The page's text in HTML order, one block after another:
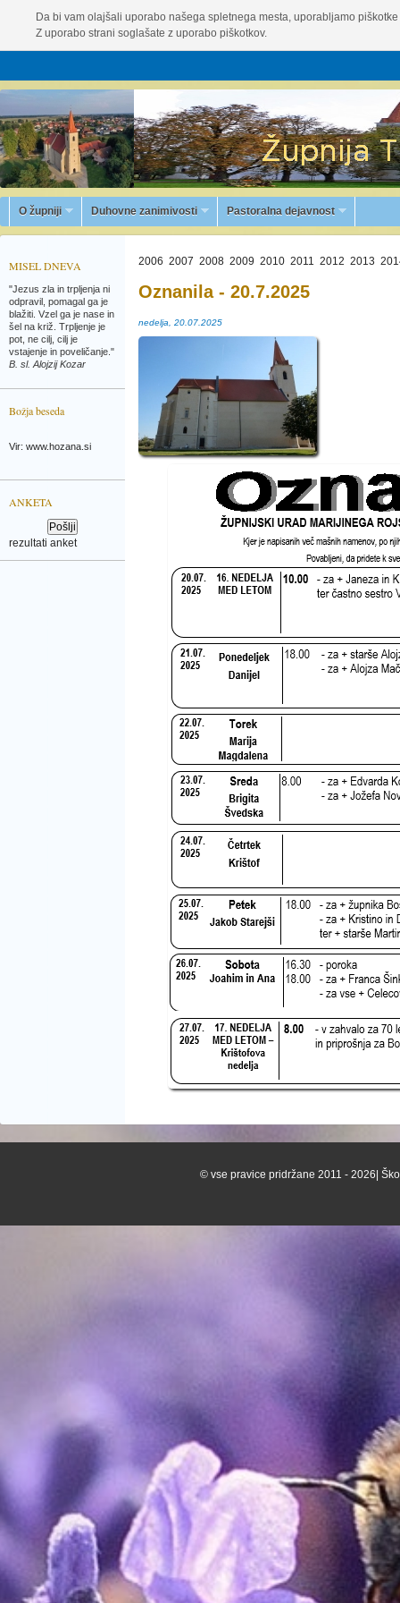
Da bi vam olajšali uporabo našega spletnega mesta, uporabljamo
Z uporabo strani soglašate z uporabo piškotkov.
O župniji Duhovne zanimivosti Pastoralna dejavnost
MISEL DNEVA
"Jezus zla in trpljenja ni
odpravil, pomagal ga je
blažiti. Vzel ga je nase in
šel na križ. Trpljenje je
pot, ne cilj, cilj je
vstajenje in poveličanje."
B. sl. Alojzij Kozar
Božja beseda
Vir: www.hozana.si
ANKETA
rezultati anket
2006 2007 2008 2009 2010 2011 2012 2013
Oznanila - 20.7.2025
nedelja, 20.07.2025
© vse pravice pridržane 2011 - 2026|